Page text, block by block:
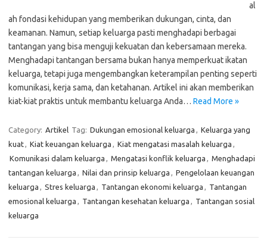
al
ah fondasi kehidupan yang memberikan dukungan, cinta, dan
keamanan. Namun, setiap keluarga pasti menghadapi berbagai
tantangan yang bisa menguji kekuatan dan kebersamaan mereka.
Menghadapi tantangan bersama bukan hanya memperkuat ikatan
keluarga, tetapi juga mengembangkan keterampilan penting seperti
komunikasi, kerja sama, dan ketahanan. Artikel ini akan memberikan
kiat-kiat praktis untuk membantu keluarga Anda… Read More »
Category: Artikel Tag: Dukungan emosional keluarga , Keluarga yang
kuat, Kiat keuangan keluarga , Kiat mengatasi masalah keluarga ,
Komunikasi dalam keluarga , Mengatasi konflik keluarga , Menghadapi
tantangan keluarga , Nilai dan prinsip keluarga , Pengelolaan keuangan
keluarga , Stres keluarga , Tantangan ekonomi keluarga , Tantangan
emosional keluarga , Tantangan kesehatan keluarga , Tantangan sosial
keluarga